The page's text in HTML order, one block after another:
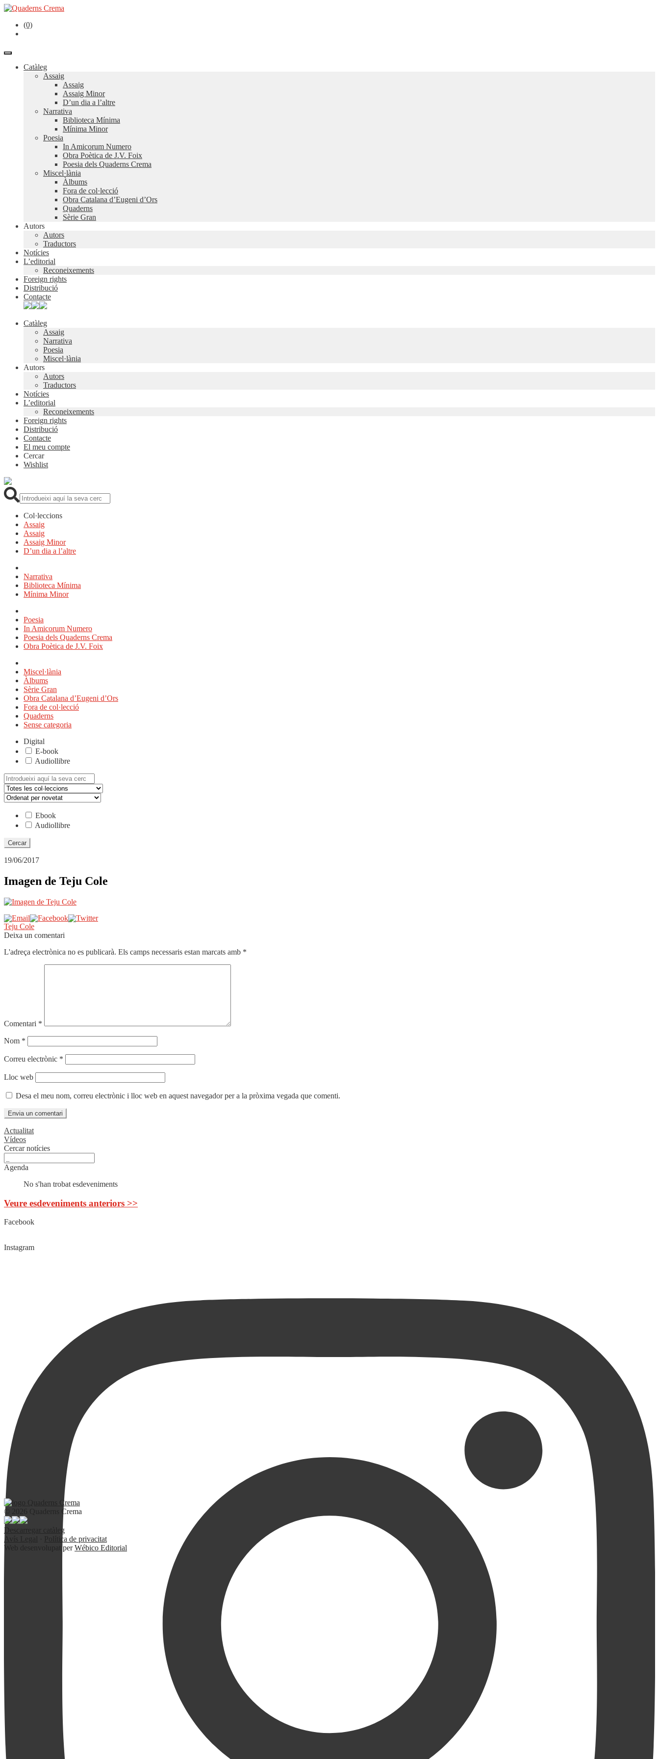
(0)
Catàleg
Assaig
Assaig
Assaig Minor
D’un dia a l’altre
Narrativa
Biblioteca Mínima
Mínima Minor
Poesia
In Amicorum Numero
Obra Poètica de J.V. Foix
Poesia dels Quaderns Crema
Miscel·lània
Àlbums
Fora de col·lecció
Obra Catalana d’Eugeni d’Ors
Quaderns
Sèrie Gran
Autors
Autors
Traductors
Notícies
L’editorial
Reconeixements
Foreign rights
Distribució
Contacte
Catàleg
Assaig
Narrativa
Poesia
Miscel·lània
Autors
Autors
Traductors
Notícies
L’editorial
Reconeixements
Foreign rights
Distribució
Contacte
El meu compte
Cercar
Wishlist
Col·leccions
Assaig
Assaig
Assaig Minor
D’un dia a l’altre
Narrativa
Biblioteca Mínima
Mínima Minor
Poesia
In Amicorum Numero
Poesia dels Quaderns Crema
Obra Poètica de J.V. Foix
Miscel·lània
Àlbums
Sèrie Gran
Obra Catalana d’Eugeni d’Ors
Fora de col·lecció
Quaderns
Sense categoria
Digital
E-book
Audiollibre
Cerca:
Ebook
Audiollibre
19/06/2017
Imagen de Teju Cole
Navegació
d'entrades
Entrada
anterior:
Teju Cole
Deixa un comentari
L'adreça electrònica no es publicarà. Els camps necessaris estan marcats amb *
Comentari *
Nom *
Correu electrònic *
Lloc web
Desa el meu nom, correu electrònic i lloc web en aquest navegador per a la pròxima vegada que comenti.
Actualitat
Vídeos
Cercar notícies
Agenda
No s'han trobat esdeveniments
Veure esdeveniments anteriors >>
Facebook
Instagram
© 2026 Quaderns Crema
Descarregar catàleg
Avís Legal
Política de privacitat
Web desenvolupat perWébico Editorial